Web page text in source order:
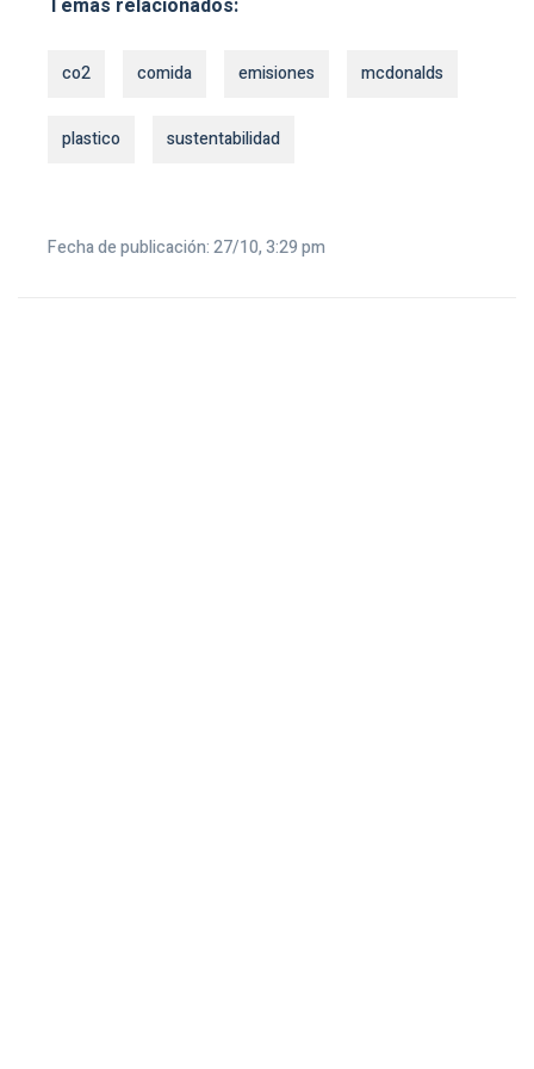
Temas relacionados:
co2 comida emisiones mcdonalds
plastico sustentabilidad
Fecha de publicación: 27/10, 3:29 pm